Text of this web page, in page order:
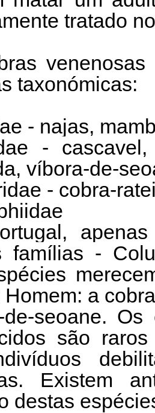
tratado
taxonómicas:
- najas,
-
víbora-de-
- cobra-
famílias -
Homem: a
de-seoane.
são
Existem
destas